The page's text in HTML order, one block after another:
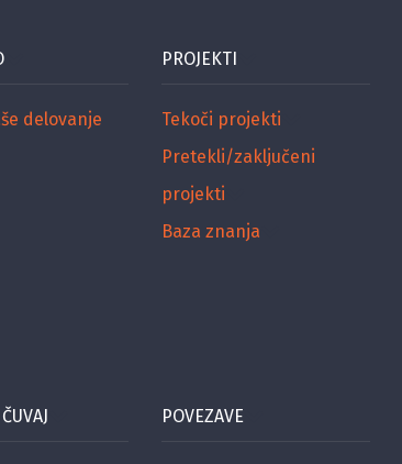
delovanje
PROJEKTI
Tekoči projekti
Pretekli/zaključeni
projekti
Baza znanja
POVEZAVE